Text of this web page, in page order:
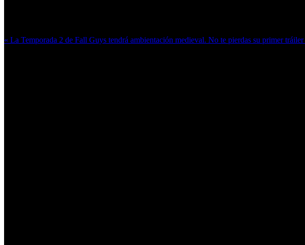
« La Temporada 2 de Fall Guys tendrá ambientación medieval. No te pierdas su primer tráiler